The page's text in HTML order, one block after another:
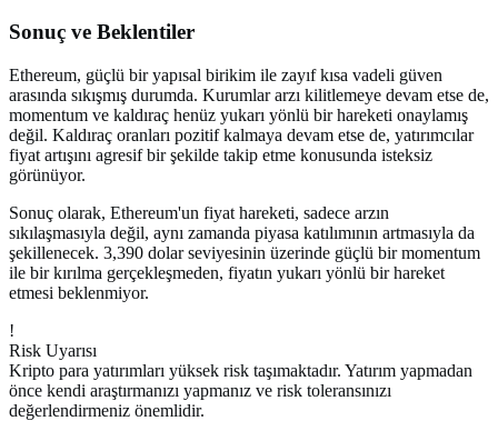
Sonuç ve Beklentiler
Ethereum, güçlü bir yapısal birikim ile zayıf kısa vadeli güven
arasında sıkışmış durumda. Kurumlar arzı kilitlemeye devam etse de,
momentum ve kaldıraç henüz yukarı yönlü bir hareketi onaylamış
değil. Kaldıraç oranları pozitif kalmaya devam etse de, yatırımcılar
fiyat artışını agresif bir şekilde takip etme konusunda isteksiz
görünüyor.
Sonuç olarak, Ethereum'un fiyat hareketi, sadece arzın
sıkılaşmasıyla değil, aynı zamanda piyasa katılımının artmasıyla da
şekillenecek. 3,390 dolar seviyesinin üzerinde güçlü bir momentum
ile bir kırılma gerçekleşmeden, fiyatın yukarı yönlü bir hareket
etmesi beklenmiyor.
!
Risk Uyarısı
Kripto para yatırımları yüksek risk taşımaktadır. Yatırım yapmadan
önce kendi araştırmanızı yapmanız ve risk toleransınızı
değerlendirmeniz önemlidir.